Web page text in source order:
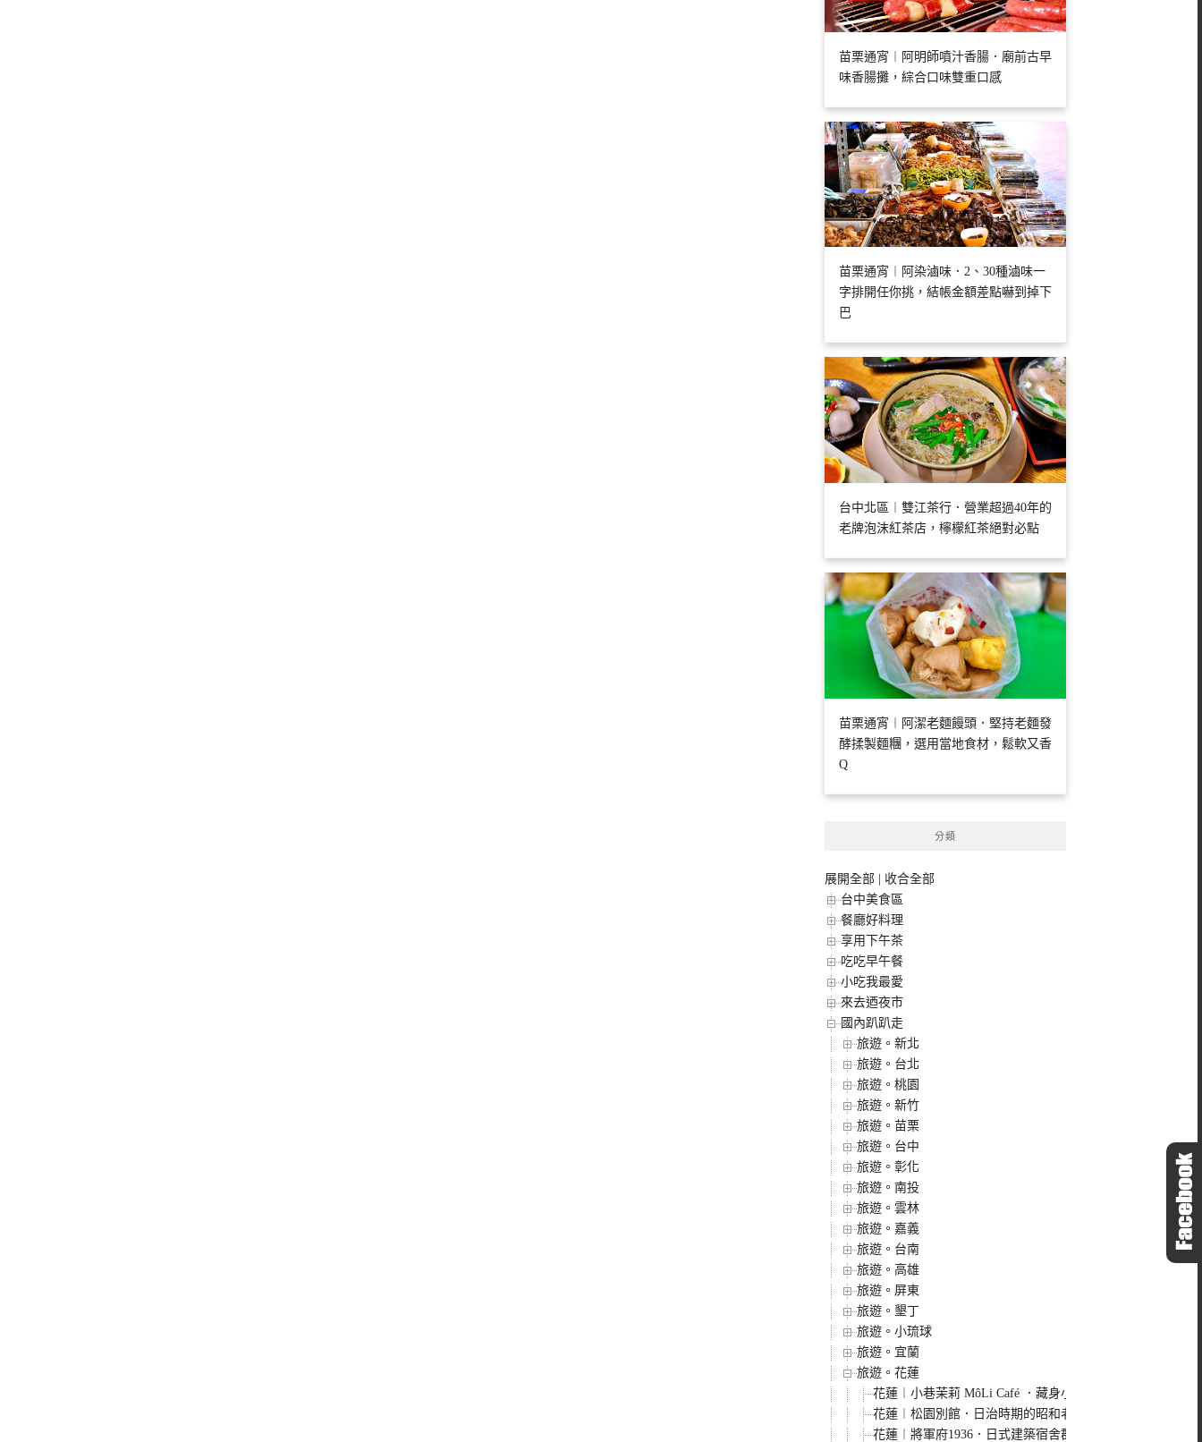
苗栗通宵︱阿明師噴汁香腸．廟前古早
味香腸攤，綜合口味雙重口感
苗栗通宵︱阿染滷味．2、30種滷味一
字排開任你挑，結帳金額差點嚇到掉下
巴
台中北區︱雙江茶行．營業超過40年的
老牌泡沫紅茶店，檸檬紅茶絕對必點
苗栗通宵︱阿潔老麵饅頭．堅持老麵發
酵揉製麵糰，選用當地食材，鬆軟又香
Q
分類
展開全部
收合全部
台中美食區
餐廳好料理
享用下午茶
吃吃早午餐
小吃我最愛
來去迺夜市
國內趴趴走
旅遊。新北
旅遊。台北
旅遊。桃園
旅遊。新竹
旅遊。苗栗
旅遊。台中
旅遊。彰化
旅遊。南投
旅遊。雲林
旅遊。嘉義
旅遊。台南
旅遊。高雄
旅遊。屏東
旅遊。墾丁
旅遊。小琉球
旅遊。宜蘭
旅遊。花蓮
花蓮︱小巷茉莉 MôLi Café ．藏身小巷子裡的咖啡館，不
花蓮︱松園別館．日治時期的昭和老洋樓和老松樹，居高
花蓮︱將軍府1936．日式建築宿舍群變身為文創園區，必